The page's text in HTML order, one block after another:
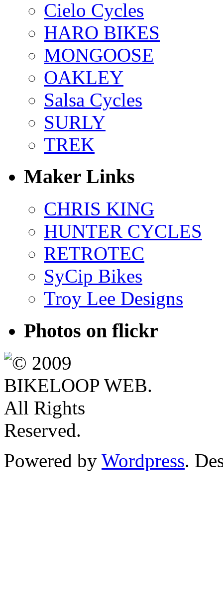
Cielo Cycles
HARO BIKES
MONGOOSE
OAKLEY
Salsa Cycles
SURLY
TREK
Maker Links
CHRIS KING
HUNTER CYCLES
RETROTEC
SyCip Bikes
Troy Lee Designs
Photos on flickr
Powered by Wordpress.